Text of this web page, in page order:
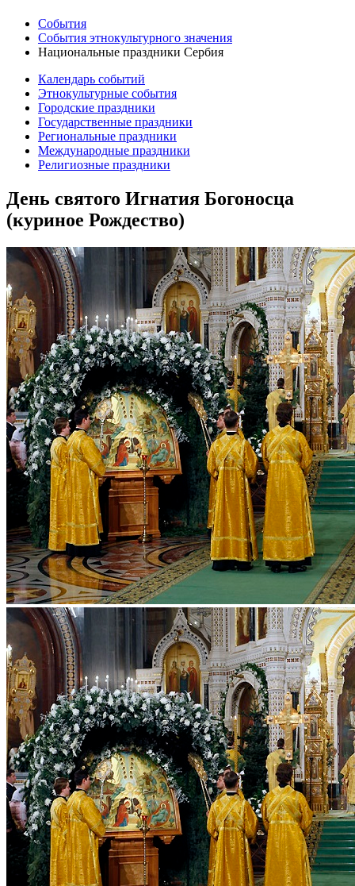
События
События этнокультурного значения
Национальные праздники Сербия
Календарь событий
Этнокультурные события
Городские праздники
Государственные праздники
Региональные праздники
Международные праздники
Религиозные праздники
День святого Игнатия Богоносца
(куриное Рождество)